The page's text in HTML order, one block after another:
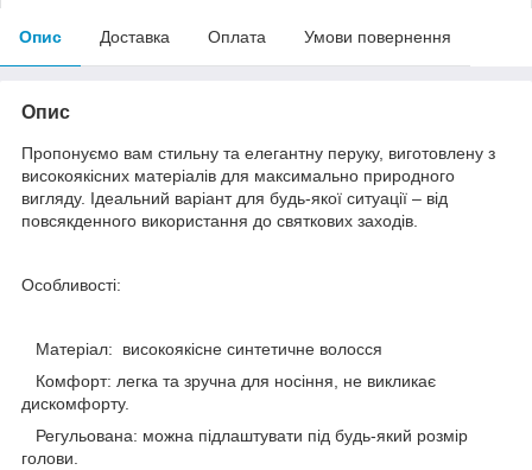
Опис Доставка Оплата Умови повернення
Опис
Пропонуємо вам стильну та елегантну перуку, виготовлену з
високоякісних матеріалів для максимально природного
вигляду. Ідеальний варіант для будь-якої ситуації – від
повсякденного використання до святкових заходів.
Особливості:
Матеріал: високоякісне синтетичне волосся
Комфорт: легка та зручна для носіння, не викликає
дискомфорту.
Регульована: можна підлаштувати під будь-який розмір
голови.